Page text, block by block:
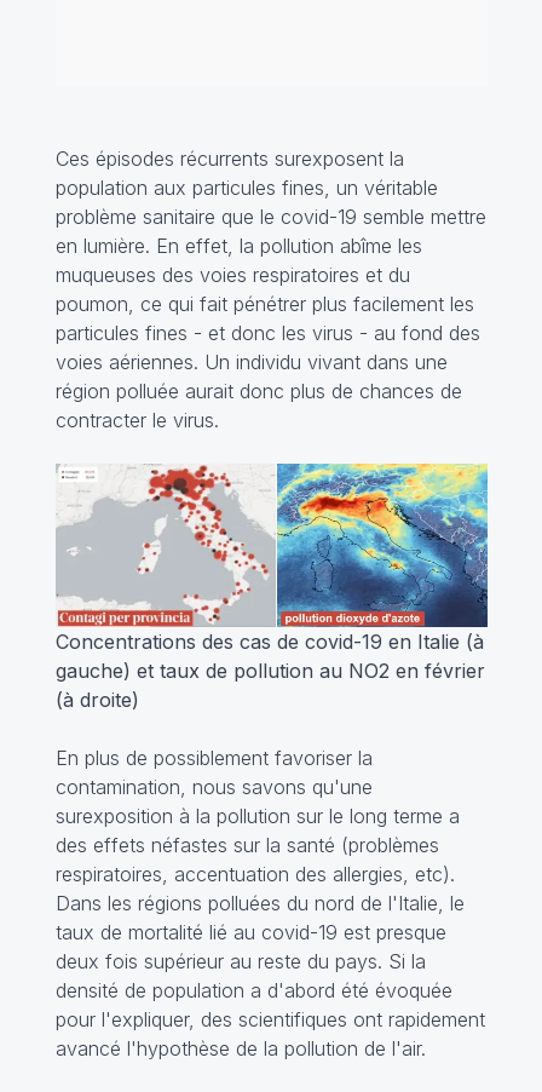
Ces épisodes récurrents surexposent la
population aux particules fines, un véritable
problème sanitaire que le covid-19 semble mettre
en lumière. En effet, la pollution abîme les
muqueuses des voies respiratoires et du
poumon, ce qui fait pénétrer plus facilement les
particules fines - et donc les virus - au fond des
voies aériennes. Un individu vivant dans une
région polluée aurait donc plus de chances de
contracter le virus.
Concentrations des cas de covid-19 en Italie (à
gauche) et taux de pollution au NO2 en février
(à droite)
En plus de possiblement favoriser la
contamination, nous savons qu'une
surexposition à la pollution sur le long terme a
des effets néfastes sur la santé (problèmes
respiratoires, accentuation des allergies, etc).
Dans les régions polluées du nord de l'Italie, le
taux de mortalité lié au covid-19 est presque
deux fois supérieur au reste du pays. Si la
densité de population a d'abord été évoquée
pour l'expliquer, des scientifiques ont rapidement
avancé l'hypothèse de la pollution de l'air.